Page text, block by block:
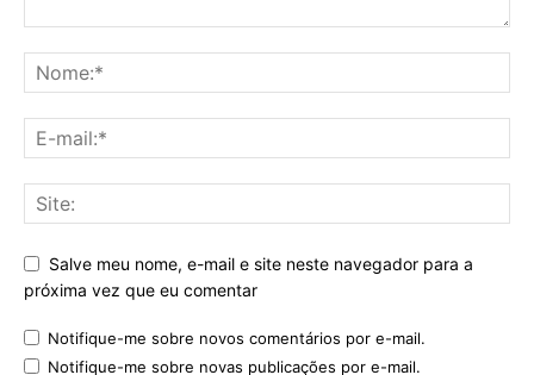
Salve meu nome, e-mail e site neste navegador para a
próxima vez que eu comentar
Notifique-me sobre novos comentários por e-mail.
Notifique-me sobre novas publicações por e-mail.